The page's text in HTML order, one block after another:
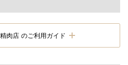
肉店 のご利用ガイド